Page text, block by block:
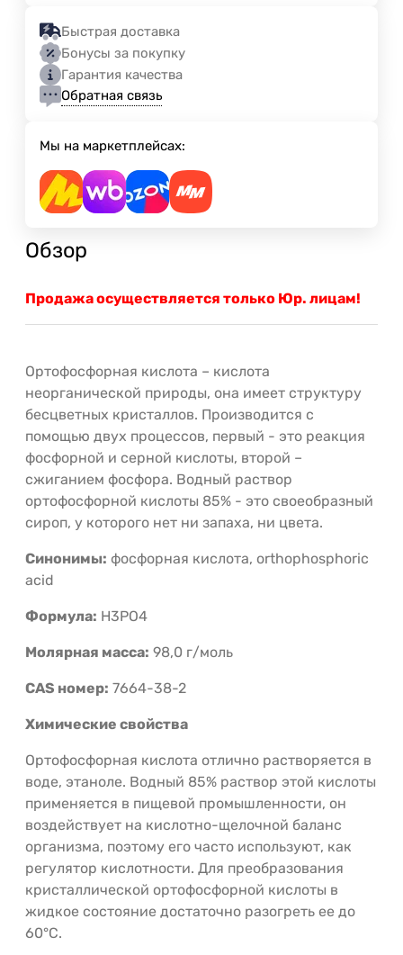
Быстрая доставка
Бонусы за покупку
Гарантия качества
Обратная связь
Мы на маркетплейсах:
Обзор
Продажа осуществляется только Юр. лицам!
Ортофосфорная кислота – кислота
неорганической природы, она имеет структуру
бесцветных кристаллов. Производится с
помощью двух процессов, первый - это реакция
фосфорной и серной кислоты, второй –
сжиганием фосфора. Водный раствор
ортофосфорной кислоты 85% - это своеобразный
сироп, у которого нет ни запаха, ни цвета.
Синонимы: фосфорная кислота, orthophosphoric
acid
Формула: H3PO4
Молярная масса: 98,0 г/моль
CAS номер: 7664-38-2
Химические свойства
Ортофосфорная кислота отлично растворяется в
воде, этаноле. Водный 85% раствор этой кислоты
применяется в пищевой промышленности, он
воздействует на кислотно-щелочной баланс
организма, поэтому его часто используют, как
регулятор кислотности. Для преобразования
кристаллической ортофосфорной кислоты в
жидкое состояние достаточно разогреть ее до
60°С.